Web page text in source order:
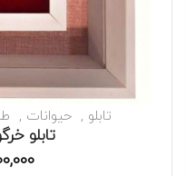
تابلو حیوانات
تابلو